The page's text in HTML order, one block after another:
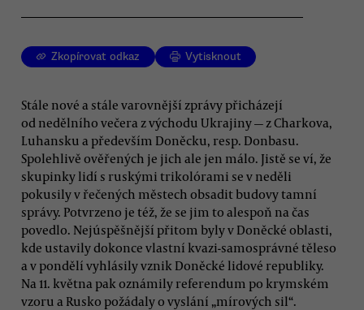
Zkopírovat odkaz Vytisknout
Stále nové a stále varovnější zprávy přicházejí
od nedělního večera z východu Ukrajiny — z Charkova,
Luhansku a především Doněcku, resp. Donbasu.
Spolehlivě ověřených je jich ale jen málo. Jistě se ví, že
skupinky lidí s ruskými trikolórami se v neděli
pokusily v řečených městech obsadit budovy tamní
správy. Potvrzeno je též, že se jim to alespoň na čas
povedlo. Nejúspěšnější přitom byly v Doněcké oblasti,
kde ustavily dokonce vlastní kvazi-samosprávné těleso
a v pondělí vyhlásily vznik Doněcké lidové republiky.
Na 11. května pak oznámily referendum po krymském
vzoru a Rusko požádaly o vyslání „mírových sil“.